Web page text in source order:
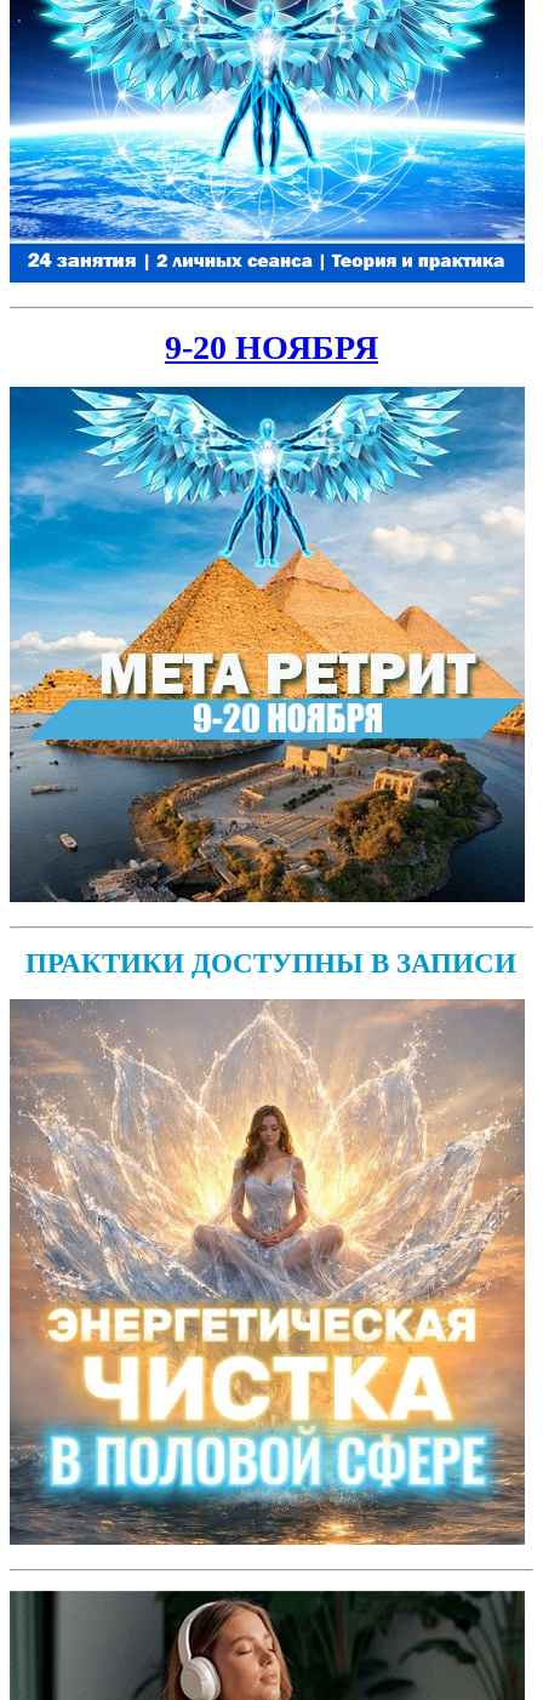
9-20 НОЯБРЯ
ПРАКТИКИ ДОСТУПНЫ В ЗАПИСИ